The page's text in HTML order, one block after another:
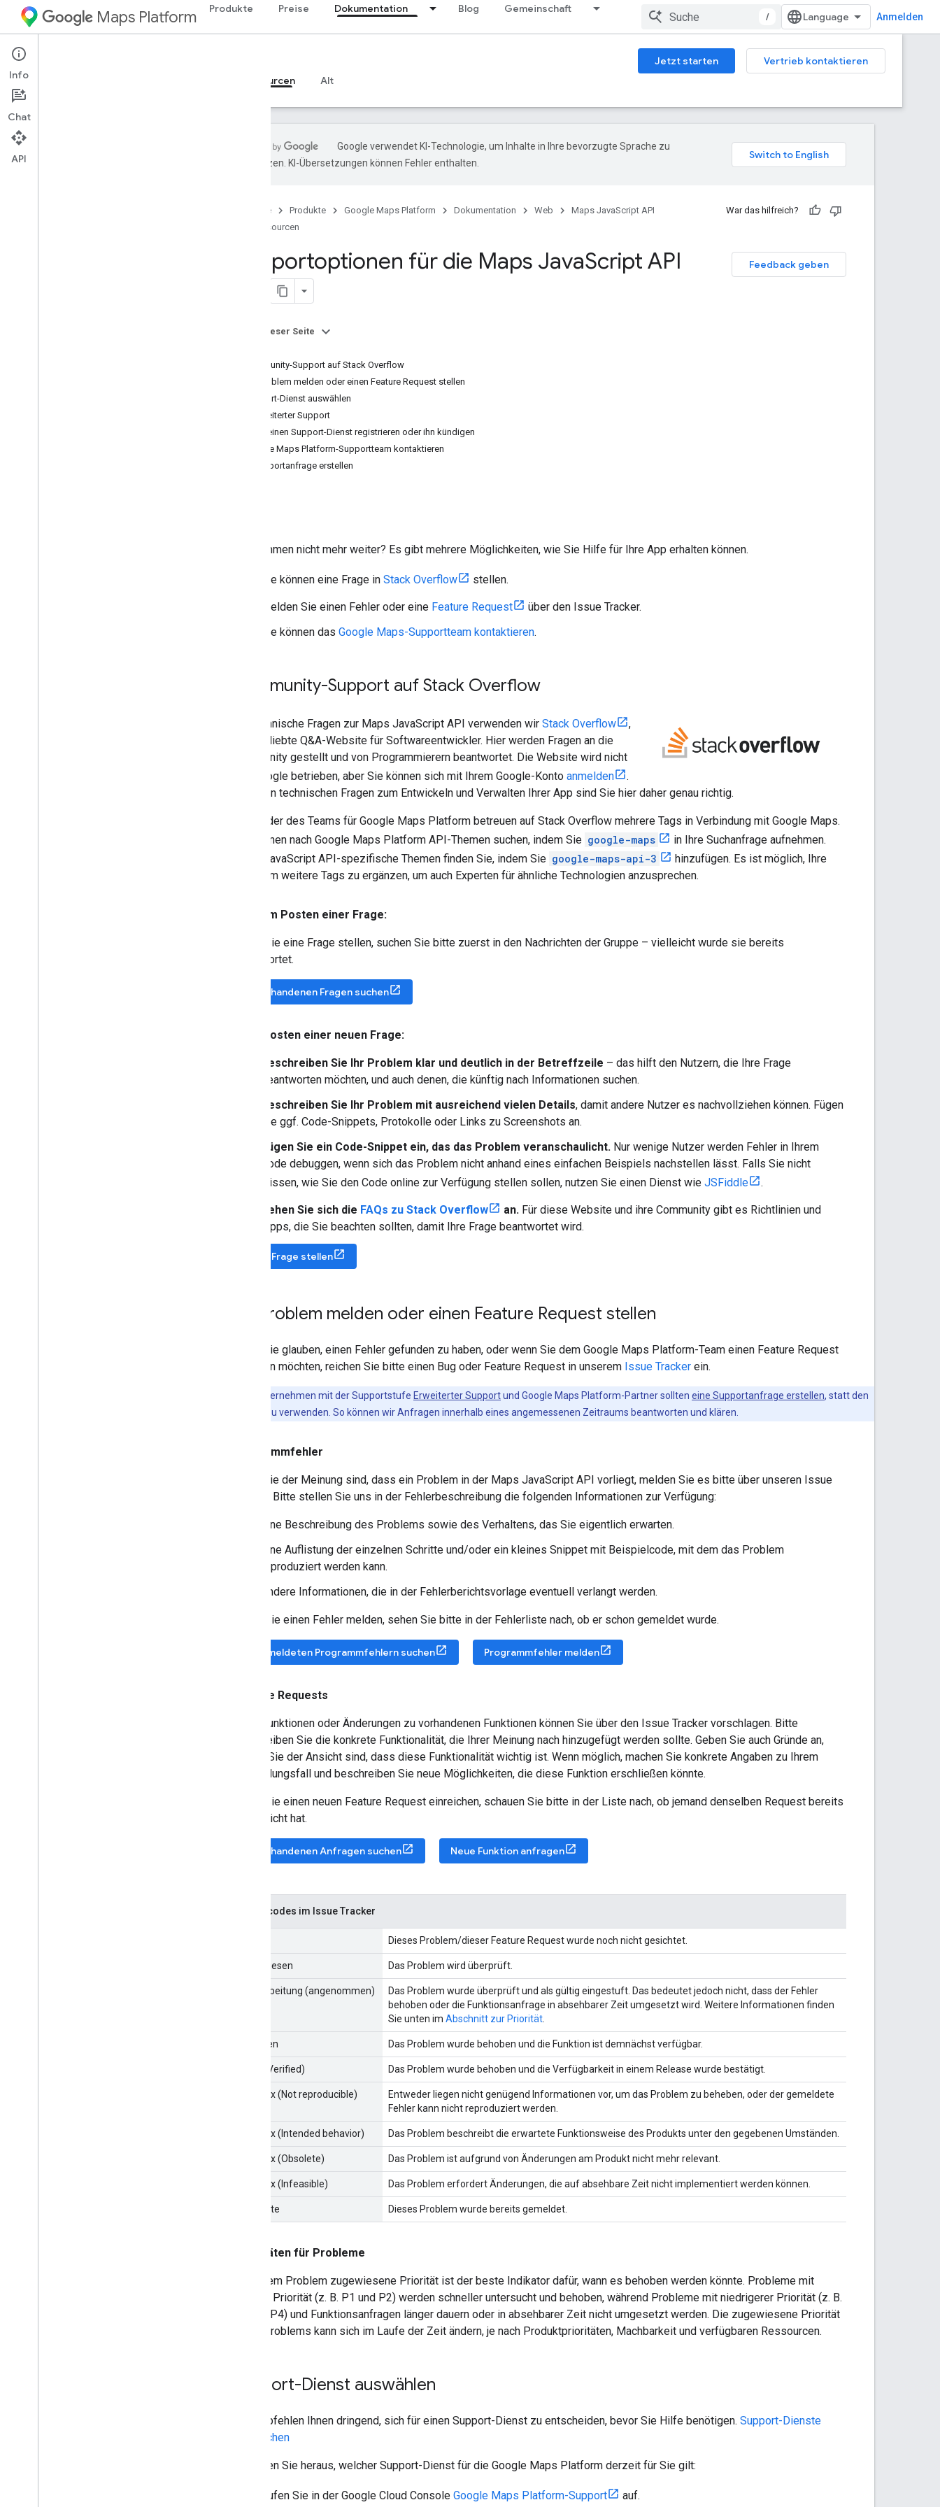
Maps Platform Produkte Preise Dokumentation Blog Gemeinschaft
/ Anmelden
Web Jetzt starten
Vertrieb kontaktieren
Leitfäden
Ressourcen Alt
Google verwendet KI-Technologie, um Inhalte in Ihre bevorzugte Sprache zu
übersetzen. KI-Übersetzungen können Fehler enthalten.
Startseite Produkte Google Maps Platform Dokumentation Web
Maps JavaScript API
Ressourcen
War das hilfreich?
Feedback geben
Supportoptionen für die Maps JavaScript API
Auf dieser Seite
Community-Support auf Stack Overflow
Ein Problem melden oder einen Feature Request stellen
Support-Dienst auswählen
Erweiterter Support
Für einen Support-Dienst registrieren oder ihn kündigen
Google Maps Platform-Supportteam kontaktieren
Supportanfrage erstellen
Sie kommen nicht mehr weiter? Es gibt mehrere Möglichkeiten, wie Sie Hilfe für Ihre App erhalten können.
Sie können eine Frage in Stack Overflow stellen.
Melden Sie einen Fehler oder eine Feature Request
über den Issue Tracker.
Sie können das Google Maps-Supportteam kontaktieren.
Community-Support auf Stack Overflow
Für technische Fragen zur Maps JavaScript API verwenden wir Stack Overflow
,
eine beliebte Q&A-Website für Softwareentwickler. Hier werden Fragen an die
Community gestellt und von Programmierern beantwortet. Die Website wird nicht
von Google betrieben, aber Sie können sich mit Ihrem Google-Konto anmelden
.
Mit Ihren technischen Fragen zum Entwickeln und Verwalten Ihrer App sind Sie hier daher genau richtig.
Mitglieder des Teams für Google Maps Platform betreuen auf Stack Overflow mehrere Tags in Verbindung mit Google Maps.
Sie können nach Google Maps Platform API-Themen suchen, indem Sie google-maps
in Ihre Suchanfrage aufnehmen.
Maps JavaScript API-spezifische Themen finden Sie, indem Sie google-maps-api-3
hinzufügen. Es ist möglich, Ihre
Frage um weitere Tags zu ergänzen, um auch Experten für ähnliche Technologien anzusprechen.
Vor dem Posten einer Frage:
Bevor Sie eine Frage stellen, suchen Sie bitte zuerst in den Nachrichten der Gruppe – vielleicht wurde sie bereits
beantwortet.
In vorhandenen Fragen suchen
Beim Posten einer neuen Frage:
Beschreiben Sie Ihr Problem klar und deutlich in der Betreffzeile – das hilft den Nutzern, die Ihre Frage
beantworten möchten, und auch denen, die künftig nach Informationen suchen.
Beschreiben Sie Ihr Problem mit ausreichend vielen Details, damit andere Nutzer es nachvollziehen können. Fügen
Sie ggf. Code-Snippets, Protokolle oder Links zu Screenshots an.
Fügen Sie ein Code-Snippet ein, das das Problem veranschaulicht. Nur wenige Nutzer werden Fehler in Ihrem
Code debuggen, wenn sich das Problem nicht anhand eines einfachen Beispiels nachstellen lässt. Falls Sie nicht
wissen, wie Sie den Code online zur Verfügung stellen sollen, nutzen Sie einen Dienst wie JSFiddle .
Sehen Sie sich die FAQs zu Stack Overflow an. Für diese Website und ihre Community gibt es Richtlinien und
Tipps, die Sie beachten sollten, damit Ihre Frage beantwortet wird.
Neue Frage stellen
Ein Problem melden oder einen Feature Request stellen
Wenn Sie glauben, einen Fehler gefunden zu haben, oder wenn Sie dem Google Maps Platform-Team einen Feature Request
mitteilen möchten, reichen Sie bitte einen Bug oder Feature Request in unserem Issue Tracker ein.
Kundenunternehmen mit der Supportstufe Erweiterter Supportund Google Maps Platform-Partner sollten eine Supportanfrage erstellen, statt den
Issue Tracker zu verwenden. So können wir Anfragen innerhalb eines angemessenen Zeitraums beantworten und klären.
Programmfehler
Wenn Sie der Meinung sind, dass ein Problem in der Maps JavaScript API vorliegt, melden Sie es bitte über unseren Issue
Tracker. Bitte stellen Sie uns in der Fehlerbeschreibung die folgenden Informationen zur Verfügung:
Eine Beschreibung des Problems sowie des Verhaltens, das Sie eigentlich erwarten.
Eine Auflistung der einzelnen Schritte und/oder ein kleines Snippet mit Beispielcode, mit dem das Problem
reproduziert werden kann.
Andere Informationen, die in der Fehlerberichtsvorlage eventuell verlangt werden.
Bevor Sie einen Fehler melden, sehen Sie bitte in der Fehlerliste nach, ob er schon gemeldet wurde.
In gemeldeten Programmfehlern suchen Programmfehler melden
Feature Requests
Neue Funktionen oder Änderungen zu vorhandenen Funktionen können Sie über den Issue Tracker vorschlagen. Bitte
beschreiben Sie die konkrete Funktionalität, die Ihrer Meinung nach hinzugefügt werden sollte. Geben Sie auch Gründe an,
warum Sie der Ansicht sind, dass diese Funktionalität wichtig ist. Wenn möglich, machen Sie konkrete Angaben zu Ihrem
Anwendungsfall und beschreiben Sie neue Möglichkeiten, die diese Funktion erschließen könnte.
Bevor Sie einen neuen Feature Request einreichen, schauen Sie bitte in der Liste nach, ob jemand denselben Request bereits
eingereicht hat.
In vorhandenen Anfragen suchen Neue Funktion anfragen
Statuscodes im Issue Tracker
Dieses Problem/dieser Feature Request wurde noch nicht gesichtet.
Zugewiesen Das Problem wird überprüft.
In Bearbeitung (angenommen)
Das Problem wurde überprüft und als gültig eingestuft. Das bedeutet jedoch nicht, dass der Fehler
behoben oder die Funktionsanfrage in absehbarer Zeit umgesetzt wird. Weitere Informationen finden
Sie unten im Abschnitt zur Priorität
Behoben Das Problem wurde behoben und die Funktion ist demnächst verfügbar.
Fixed (Verified) Das Problem wurde behoben und die Verfügbarkeit in einem Release wurde bestätigt.
Won't fix (Not reproducible)
Entweder liegen nicht genügend Informationen vor, um das Problem zu beheben, oder der gemeldete
Fehler kann nicht reproduziert werden.
Won't fix (Intended behavior) Das Problem beschreibt die erwartete Funktionsweise des Produkts unter den gegebenen Umständen.
Won't fix (Obsolete) Das Problem ist aufgrund von Änderungen am Produkt nicht mehr relevant.
Won't fix (Infeasible) Das Problem erfordert Änderungen, die auf absehbare Zeit nicht implementiert werden können.
Duplicate Dieses Problem wurde bereits gemeldet.
Prioritäten für Probleme
Die einem Problem zugewiesene Priorität ist der beste Indikator dafür, wann es behoben werden könnte. Probleme mit
höherer Priorität (z. B. P1 und P2) werden schneller untersucht und behoben, während Probleme mit niedrigerer Priorität (z. B.
P3 und P4) und Funktionsanfragen länger dauern oder in absehbarer Zeit nicht umgesetzt werden. Die zugewiesene Priorität
eines Problems kann sich im Laufe der Zeit ändern, je nach Produktprioritäten, Machbarkeit und verfügbaren Ressourcen.
Support-Dienst auswählen
Wir empfehlen Ihnen dringend, sich für einen Support-Dienst zu entscheiden, bevor Sie Hilfe benötigen. Support-Dienste
vergleichen
So finden Sie heraus, welcher Support-Dienst für die Google Maps Platform derzeit für Sie gilt:
Rufen Sie in der Google Cloud Console Google Maps Platform-Support auf.
Info
Chat
API